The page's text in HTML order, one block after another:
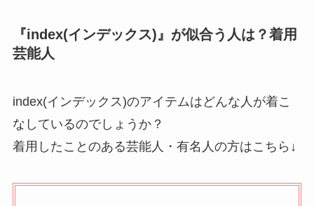
『index(インデックス)』が似合う人は？着用
芸能人
index(インデックス)のアイテムはどんな人が着こ
なしているのでしょうか？
着用したことのある芸能人・有名人の方はこちら↓